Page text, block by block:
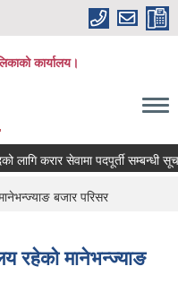
कार्यालय।
करार सेवामा पदपूर्ती सम्बन्धी सूचना
बजार परिसर
रहेको मानेभन्ज्याङ